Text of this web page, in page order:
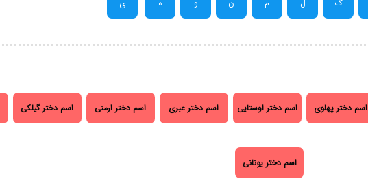
گ ل م ن و ه ی
اسم دختر پهلوی اسم دختر اوستایی اسم دختر عبری اسم دختر ارمنی اسم دختر گیلکی
اسم دختر یونانی